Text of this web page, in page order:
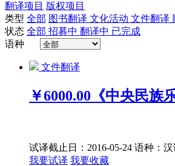
翻译项目 版权项目
类型 全部 图书翻译 文化活动 文件翻译
状态 全部 招募中 翻译中 已完成
语种
文件翻译
￥6000.00 《中央民族
试译截止日：2016-05-24 语种：汉
我要试译 我要收藏